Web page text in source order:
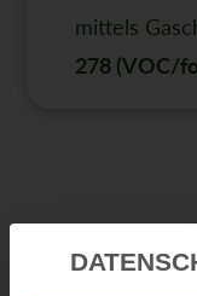
mittels
278 (VOC/